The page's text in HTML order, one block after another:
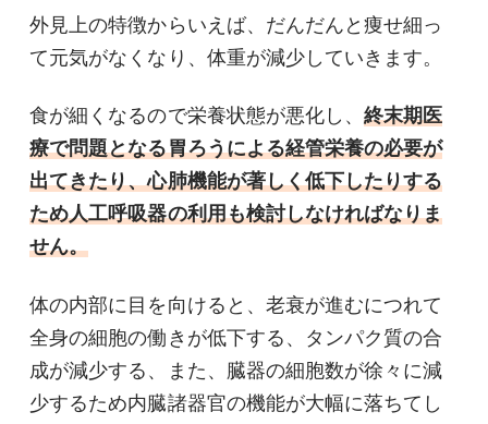
外見上の特徴からいえば、だんだんと痩せ細っ
て元気がなくなり、体重が減少していきます。
食が細くなるので栄養状態が悪化し、終末期医
療で問題となる胃ろうによる経管栄養の必要が
出てきたり、心肺機能が著しく低下したりする
ため人工呼吸器の利用も検討しなければなりま
せん。
体の内部に目を向けると、老衰が進むにつれて
全身の細胞の働きが低下する、タンパク質の合
成が減少する、また、臓器の細胞数が徐々に減
少するため内臓諸器官の機能が大幅に落ちてし